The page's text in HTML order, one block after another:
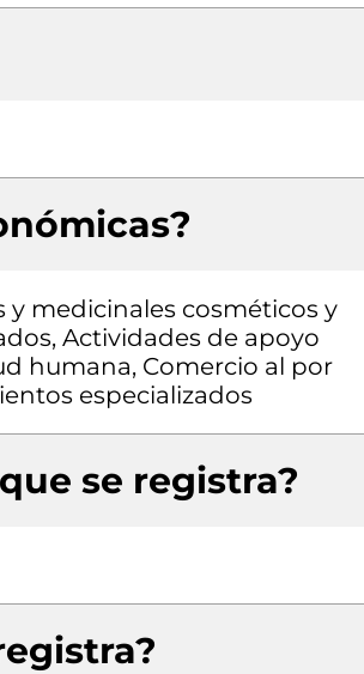
medicinales cosméticos y
Actividades de apoyo
humana, Comercio al por
especializados
se registra?